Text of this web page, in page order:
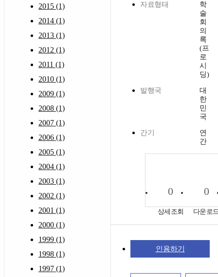
2015 (1)
2014 (1)
2013 (1)
2012 (1)
2011 (1)
2010 (1)
2009 (1)
2008 (1)
2007 (1)
2006 (1)
2005 (1)
2004 (1)
2003 (1)
2002 (1)
2001 (1)
2000 (1)
1999 (1)
1998 (1)
1997 (1)
자료형태
학
술
회
의
록
(프
로
시
딩)
발행국
대
한
민
국
간기
연
간
0
상세조회
0
다운로
인용하기